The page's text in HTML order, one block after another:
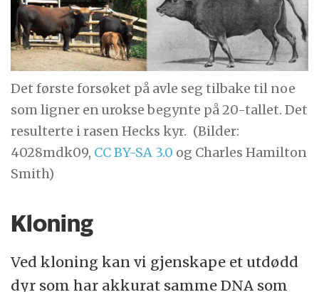
Det første forsøket på avle seg tilbake til noe
som ligner en urokse begynte på 20-tallet. Det
resulterte i rasen Hecks kyr. (Bilder:
4028mdk09, CC BY-SA 3.0 og Charles Hamilton
Smith)
Kloning
Ved kloning kan vi gjenskape et utdødd
dyr som har akkurat samme DNA som